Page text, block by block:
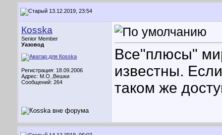
13.12.2019, 23:54
Кosska
Senior Member
Уазовод
Регистрация: 18.09.2006
Адрес: М.О.,Вешки
Сообщений: 264
Все"плюсы"
известны.
таком же